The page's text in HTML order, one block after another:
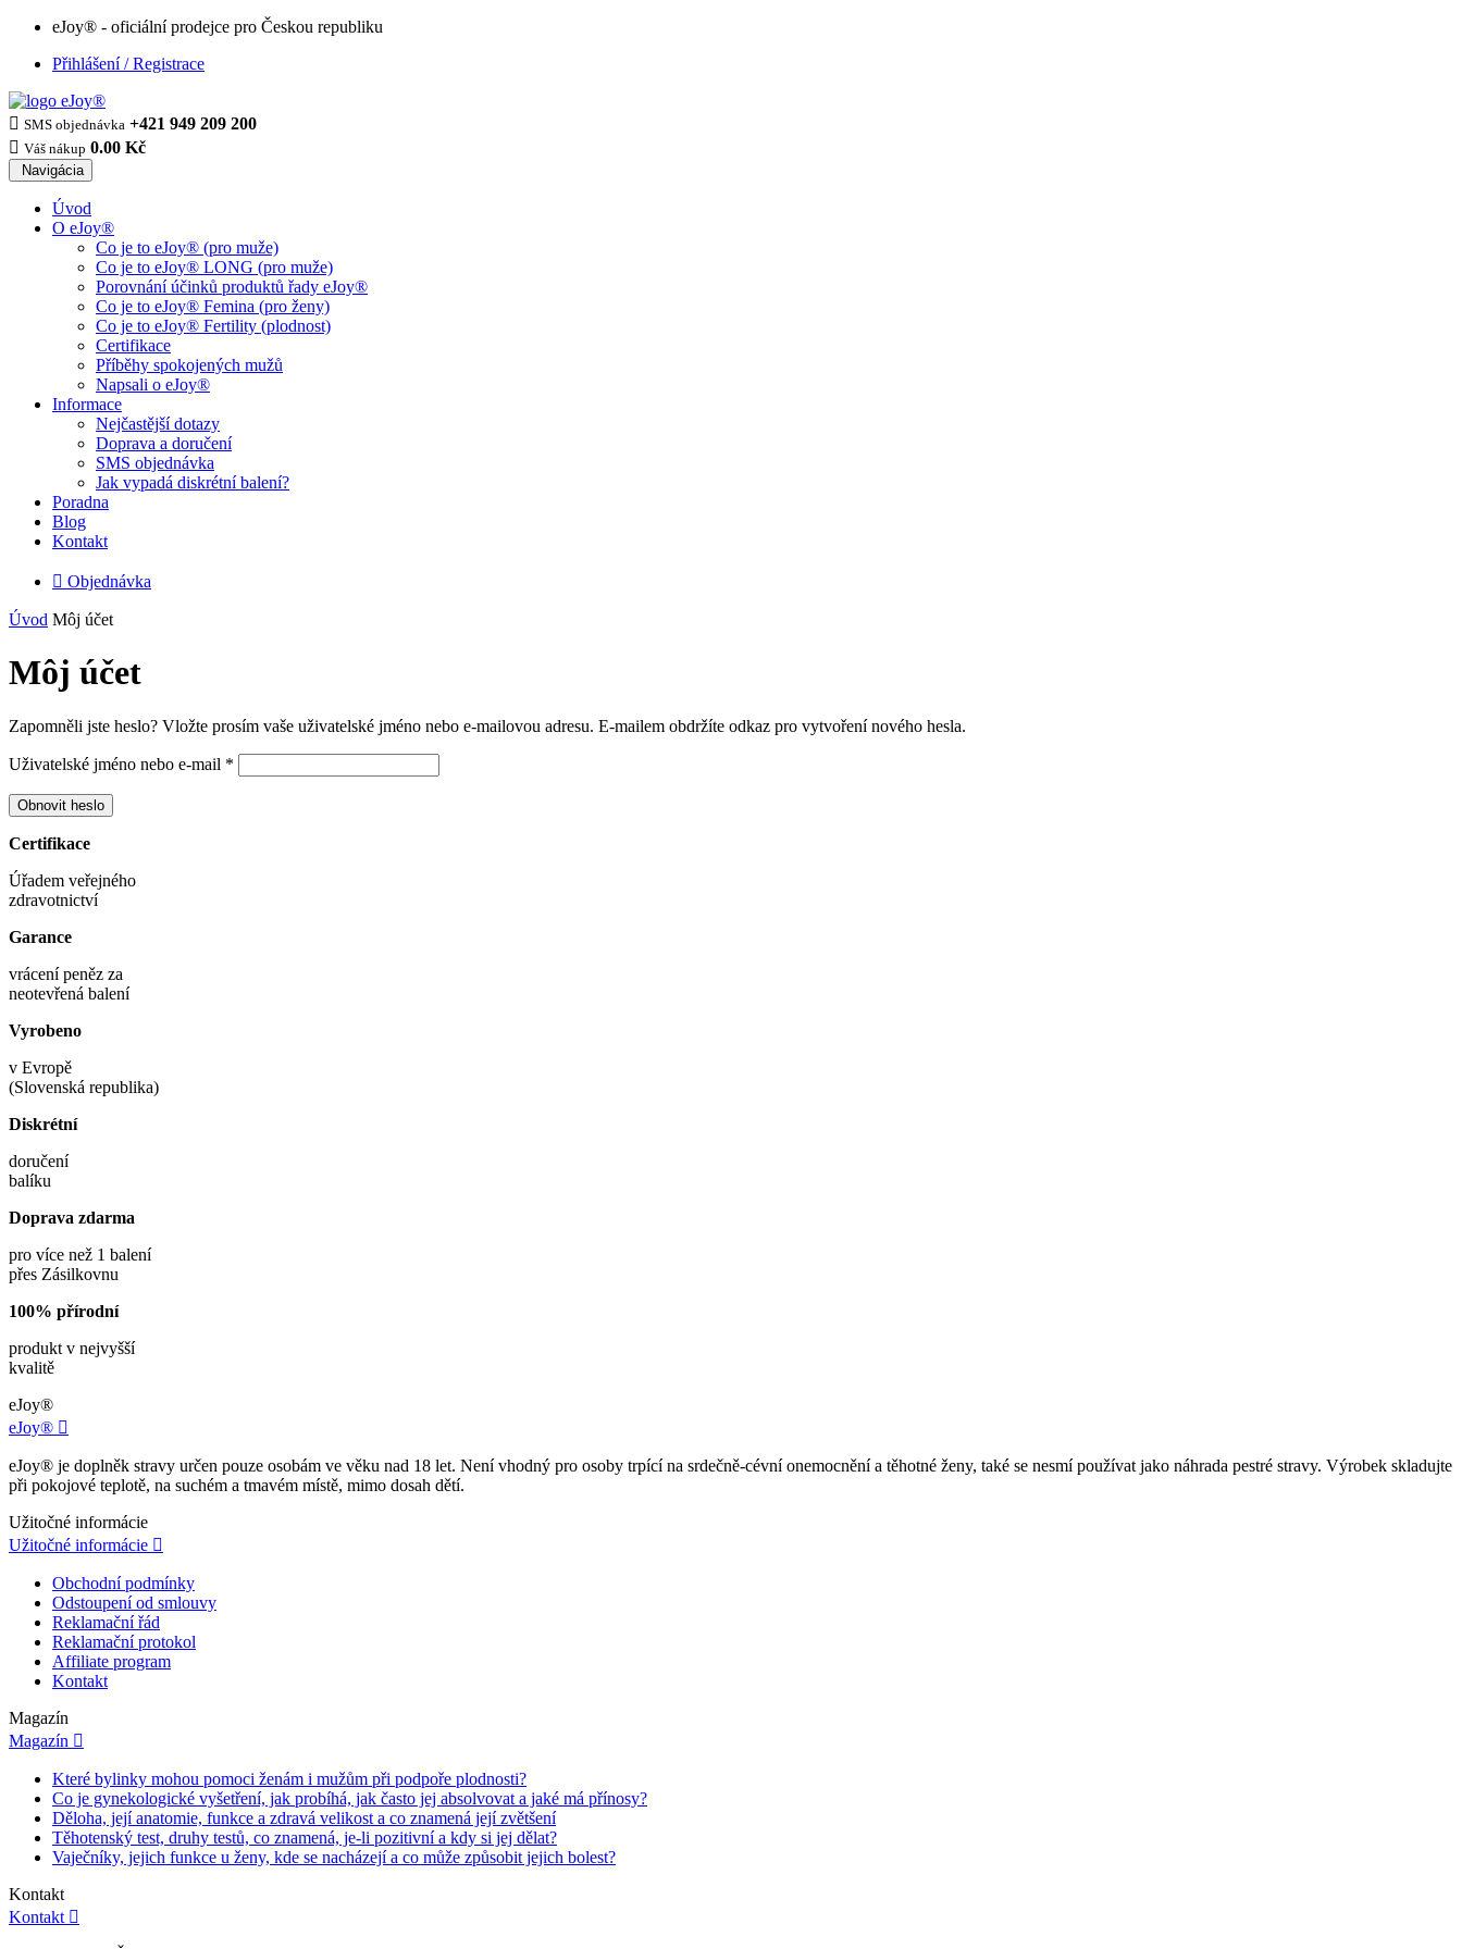
eJoy® - oficiální prodejce pro Českou republiku
Přihlášení / Registrace
 SMS objednávka +421 949 209 200
 Váš nákup 0.00 Kč
Navigácia
Úvod
O eJoy®
Co je to eJoy® (pro muže)
Co je to eJoy® LONG (pro muže)
Porovnání účinků produktů řady eJoy®
Co je to eJoy® Femina (pro ženy)
Co je to eJoy® Fertility (plodnost)
Certifikace
Příběhy spokojených mužů
Napsali o eJoy®
Informace
Nejčastější dotazy
Doprava a doručení
SMS objednávka
Jak vypadá diskrétní balení?
Poradna
Blog
Kontakt
 Objednávka
Úvod Môj účet
Môj účet
Zapomněli jste heslo? Vložte prosím vaše uživatelské jméno nebo e-mailovou adresu. E-mailem obdržíte odkaz pro vytvoření nového hesla.
Uživatelské jméno nebo e-mail *
Obnovit heslo
Certifikace
Úřadem veřejného
zdravotnictví
Garance
vrácení peněz za
neotevřená balení
Vyrobeno
v Evropě
(Slovenská republika)
Diskrétní
doručení
balíku
Doprava zdarma
pro více než 1 balení
přes Zásilkovnu
100% přírodní
produkt v nejvyšší
kvalitě
eJoy®
eJoy® 
eJoy® je doplněk stravy určen pouze osobám ve věku nad 18 let. Není vhodný pro osoby trpící na srdečně-cévní onemocnění a těhotné ženy, také se nesmí používat jako náhrada pestré stravy. Výrobek skladujte
při pokojové teplotě, na suchém a tmavém místě, mimo dosah dětí.
Užitočné informácie
Užitočné informácie 
Obchodní podmínky
Odstoupení od smlouvy
Reklamační řád
Reklamační protokol
Affiliate program
Kontakt
Magazín
Magazín 
Které bylinky mohou pomoci ženám i mužům při podpoře plodnosti?
Co je gynekologické vyšetření, jak probíhá, jak často jej absolvovat a jaké má přínosy?
Děloha, její anatomie, funkce a zdravá velikost a co znamená její zvětšení
Těhotenský test, druhy testů, co znamená, je-li pozitivní a kdy si jej dělat?
Vaječníky, jejich funkce u ženy, kde se nacházejí a co může způsobit jejich bolest?
Kontakt
Kontakt 